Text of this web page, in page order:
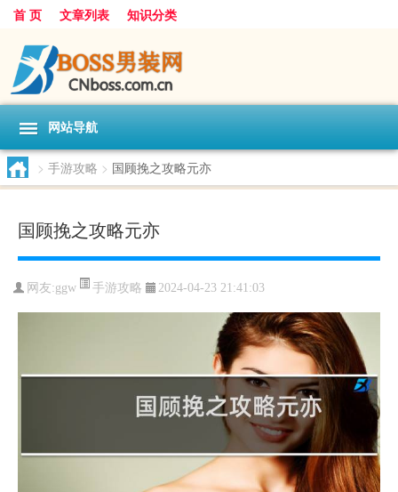
首 页 文章列表 知识分类
网站导航
> 手游攻略 > 国顾挽之攻略元亦
国顾挽之攻略元亦
网友:ggw 手游攻略 2024-04-23 21:41:03